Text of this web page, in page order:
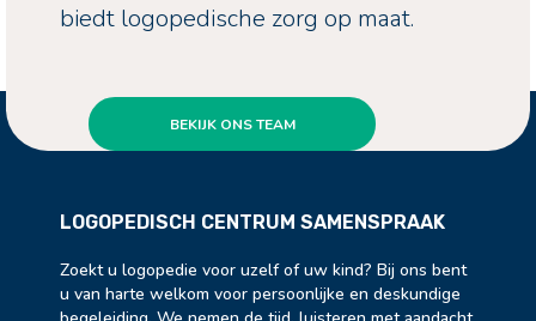
biedt logopedische zorg op maat.
BEKIJK ONS TEAM
LOGOPEDISCH CENTRUM SAMENSPRAAK
Zoekt u logopedie voor uzelf of uw kind? Bij ons bent
u van harte welkom voor persoonlijke en deskundige